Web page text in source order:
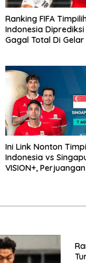
Ranking FIFA
Indonesia Diprediksi
Gagal Total Di Gelar
Ini Link Nonton
Indonesia vs
VISION+,